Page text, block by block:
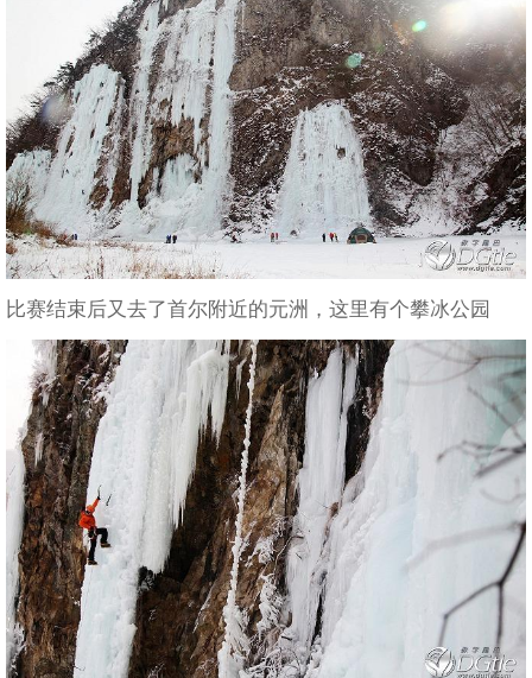
比赛结束后又去了首尔附近的元洲，这里有个攀冰公园